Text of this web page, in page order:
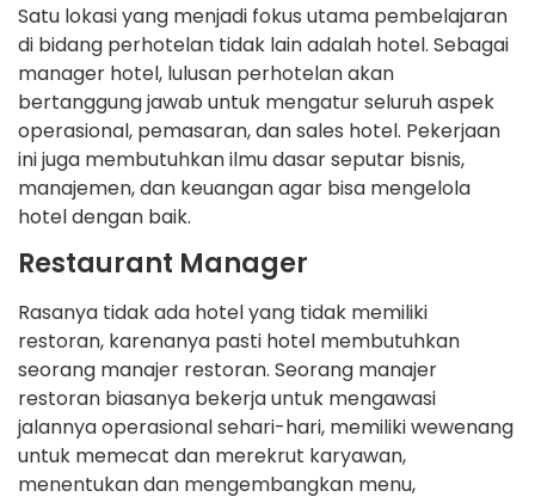
Satu lokasi yang menjadi fokus utama pembelajaran
di bidang perhotelan tidak lain adalah hotel. Sebagai
manager hotel, lulusan perhotelan akan
bertanggung jawab untuk mengatur seluruh aspek
operasional, pemasaran, dan sales hotel. Pekerjaan
ini juga membutuhkan ilmu dasar seputar bisnis,
manajemen, dan keuangan agar bisa mengelola
hotel dengan baik.
Restaurant Manager
Rasanya tidak ada hotel yang tidak memiliki
restoran, karenanya pasti hotel membutuhkan
seorang manajer restoran. Seorang manajer
restoran biasanya bekerja untuk mengawasi
jalannya operasional sehari-hari, memiliki wewenang
untuk memecat dan merekrut karyawan,
menentukan dan mengembangkan menu,